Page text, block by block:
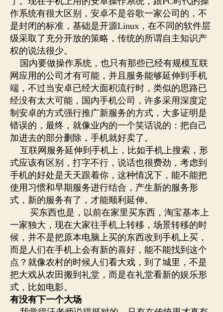
作系统有很大区别，安卓不是谷歌一家公司的，不
是封闭的标准，基础是开源Linux ，在不同的软件层
级采取了充分开放的策略，传统的所谓自主知识产
权的说法很少。
国内要做操作系统，也只有那些已经有规模互联
网应用的公司才有可能，并且服务能够延伸到手机
端，不过当安卓已经大面积流行时，类似的思路已
经没有太大可能，国内手机公司，许多采用深度定
制安卓的方式强行推广新服务的方式，大多证明是
错误的，最终，就像业内的一个笑话说的：把自己
加进去的部分删除，手机就好卖了。
互联网服务延伸到手机上，比如手机上搜索，形
式应该有区别，打字不行，说话也很费劲，考虑到
手机的好处是天天跟着你，这种情况下，能不能把
使用习惯和早期服务进行结合，产生新的服务形
式，新的服务有了，才能顺利延伸。
买东西也是，以前在家里买东西，淘宝基本上
一家独大，现在大家往手机上转移，场景转移的时
候，并不是把原本电脑上买的东西改到手机上买，
而是人们在手机上会有新的喜好，能不能找到这个
点？就像农村的时候人们看大戏，到了城里，不是
把大戏从农田搬到礼堂，而是在礼堂看新的娱乐形
式，比如电影。
有没有下一个大场